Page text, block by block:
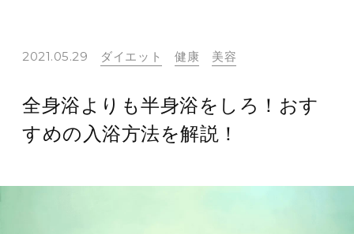
2021.05.29 ダイエット 健康 美容
全身浴よりも半身浴をしろ！おす
すめの入浴方法を解説！